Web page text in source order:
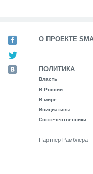
О ПРОЕКТЕ
ПОЛИТИКА
Власть
В России
В мире
Инициативы
Соотечественники
Партнер Рамблера